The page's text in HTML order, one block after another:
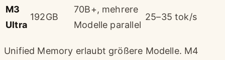
M3
Ultra
192GB
70B+, mehrere
Modelle parallel
25–35 tok/s
Unified Memory erlaubt größere Modelle. M4